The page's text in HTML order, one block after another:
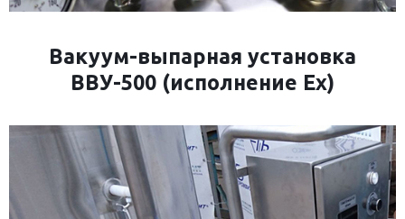
Вакуум-выпарная установка
ВВУ-500 (исполнение Ех)